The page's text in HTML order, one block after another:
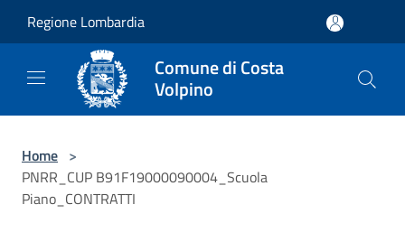
Regione Lombardia
Comune di Costa
Volpino
Home >
PNRR_CUP B91F19000090004_Scuola
Piano_CONTRATTI